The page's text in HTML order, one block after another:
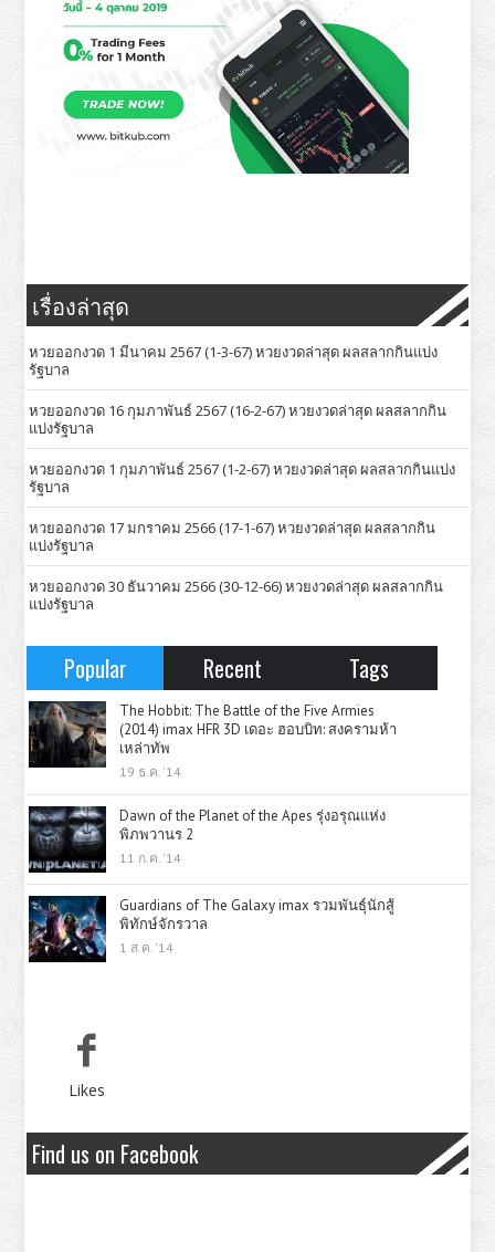
เรื่องล่าสุด
หวยออกงวด 1 มีนาคม 2567 (1-3-67) หวยงวดล่าสุด ผลสลากกินแบ่ง
รัฐบาล
หวยออกงวด 16 กุมภาพันธ์ 2567 (16-2-67) หวยงวดล่าสุด ผลสลากกิน
แบ่งรัฐบาล
หวยออกงวด 1 กุมภาพันธ์ 2567 (1-2-67) หวยงวดล่าสุด ผลสลากกินแบ่ง
รัฐบาล
หวยออกงวด 17 มกราคม 2566 (17-1-67) หวยงวดล่าสุด ผลสลากกิน
แบ่งรัฐบาล
หวยออกงวด 30 ธันวาคม 2566 (30-12-66) หวยงวดล่าสุด ผลสลากกิน
แบ่งรัฐบาล
Popular Recent Tags
The Hobbit: The Battle of the Five Armies
(2014) imax HFR 3D เดอะ ฮอบบิท: สงครามห้า
เหล่าทัพ
19 ธ.ค. '14
Dawn of the Planet of the Apes รุ่งอรุณแห่ง
พิภพวานร 2
11 ก.ค. '14
Guardians of The Galaxy imax รวมพันธุ์นักสู้
พิทักษ์จักรวาล
1 ส.ค. '14
Likes
Find us on Facebook